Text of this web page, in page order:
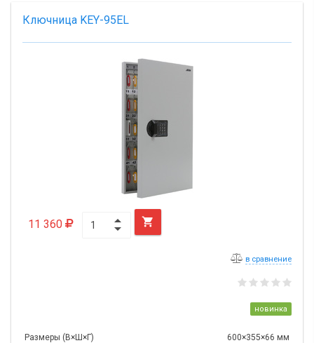
Ключница KEY-95EL
11 360 
в сравнение
новинка
Размеры (В×Ш×Г) 600×355×66 мм